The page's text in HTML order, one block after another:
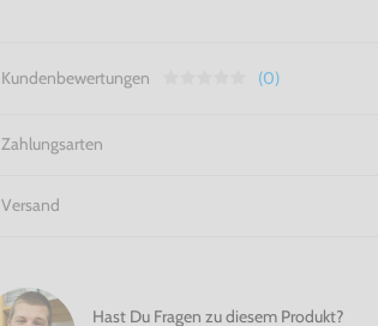
Kundenbewertungen (0)
Zahlungsarten
Versand
Hast Du Fragen zu diesem Produkt?